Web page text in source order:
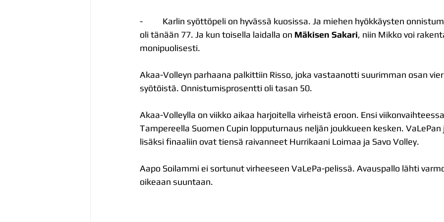
-          Karlin syöttöpeli on hyvässä kuosissa. Ja miehen hyökkäysten
oli tänään 77. Ja kun toisella laidalla on Mäkisen Sakari, niin Mikko voi
monipuolisesti.
Akaa-Volleyn parhaana palkittiin Risso, joka vastaanotti suurimman osan
syötöistä. Onnistumisprosentti oli tasan 50.
Akaa-Volleylla on viikko aikaa harjoitella virheistä eroon. Ensi
Tampereella Suomen Cupin lopputurnaus neljän joukkueen kesken.
lisäksi finaaliin ovat tiensä raivanneet Hurrikaani Loimaa ja Savo Volley.
Aapo Soilammi ei sortunut virheeseen VaLePa-pelissä. Avauspallo lähti
oikeaan suuntaan.